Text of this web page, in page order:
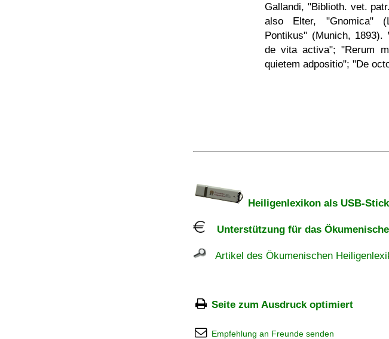
Gallandi, "Biblioth. vet.
also Elter, "Gnomica"
Pontikus" (Munich,
de vita activa"; "Rerum
quietem adpositio"; "De
Heiligenlexikon als USB-Stick
Unterstützung für das
Artikel des Ökumenischen
Seite zum Ausdruck optimiert
Empfehlung an Freunde senden